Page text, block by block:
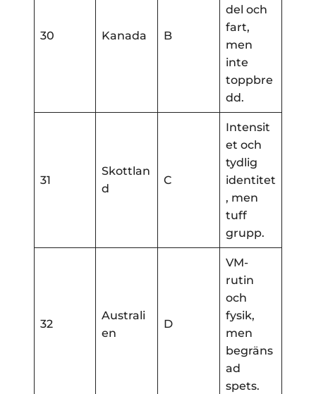
30 Kanada B
del och
fart,
men
inte
toppbre
dd.
31
Skottlan
d
C
Intensit
et och
tydlig
identitet
, men
tuff
grupp.
32
Australi
en
D
VM-
rutin
och
fysik,
men
begräns
ad
spets.